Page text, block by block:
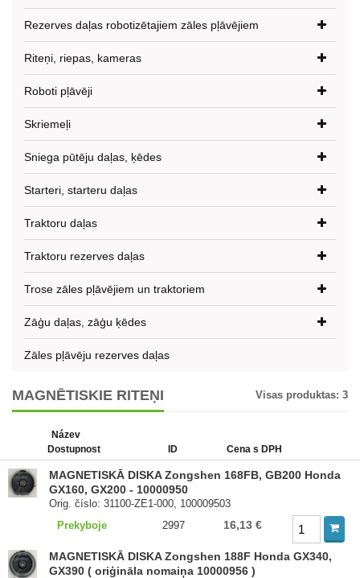
Rezerves daļas robotizētajiem zāles pļāvējiem
Riteņi, riepas, kameras
Roboti pļāvēji
Skriemeļi
Sniega pūtēju daļas, ķēdes
Starteri, starteru daļas
Traktoru daļas
Traktoru rezerves daļas
Trose zāles pļāvējiem un traktoriem
Zāģu daļas, zāģu ķēdes
Zāles pļāvēju rezerves daļas
MAGNĒTISKIE RITEŅI Visas produktas: 3
Název
Dostupnost
ID Cena s DPH
MAGNETISKĀ DISKA Zongshen 168FB, GB200 Honda
GX160, GX200 - 10000950
Orig. číslo: 31100-ZE1-000, 100009503
Prekyboje
2997 16,13 €
MAGNETISKĀ DISKA Zongshen 188F Honda GX340,
GX390 ( oriģināla nomaiņa 10000956 )